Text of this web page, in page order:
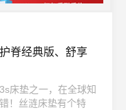
脊经典版、舒享
床垫之一，在全球知
！丝涟床垫有个特